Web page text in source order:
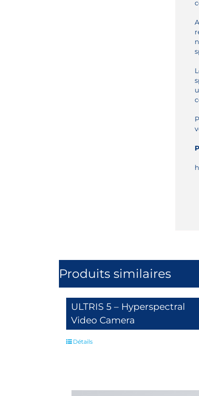
Produits similaires
ULTRIS 5 – Hyperspectral
Video Camera
Détails